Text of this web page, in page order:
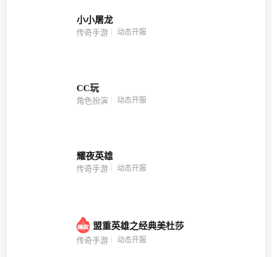
小小屠龙
传奇手游 动态开服
CC玩
角色扮演 动态开服
耀夜英雄
传奇手游 动态开服
盟重英雄之经典美杜莎
传奇手游 动态开服